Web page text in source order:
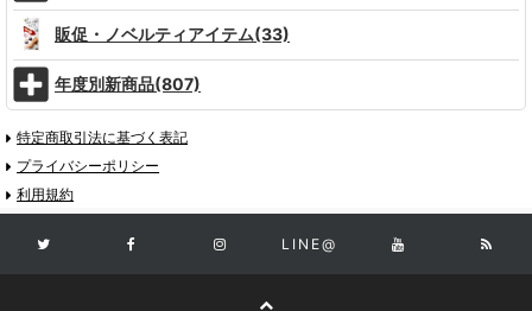
販促・ノベルティアイテム(33)
年度別新商品(807)
特定商取引法に基づく表記
プライバシーポリシー
利用規約
LINE@